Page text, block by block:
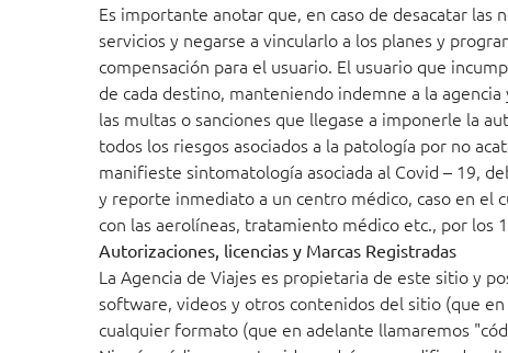
Es importante anotar que, en caso de desacatar
servicios y negarse a vincularlo a los planes y
compensación para el usuario. El usuario que
de cada destino, manteniendo indemne a la
las multas o sanciones que llegase a imponerle la
todos los riesgos asociados a la patología por no
manifieste sintomatología asociada al Covid – 19,
y reporte inmediato a un centro médico, caso en el
con las aerolíneas, tratamiento médico etc., por los
Autorizaciones, licencias y Marcas Registradas
La Agencia de Viajes es propietaria de este sitio y
software, videos y otros contenidos del sitio (que
cualquier formato (que en adelante llamaremos